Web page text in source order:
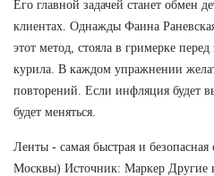
Его главной задачей станет обмен
клиентах. Однажды Фаина
этот метод, стояла в гримерке
курила. В каждом упражнении
повторений. Если инфляция будет
будет меняться.
Ленты - самая быстрая и
Москвы) Источник: Маркер Другие